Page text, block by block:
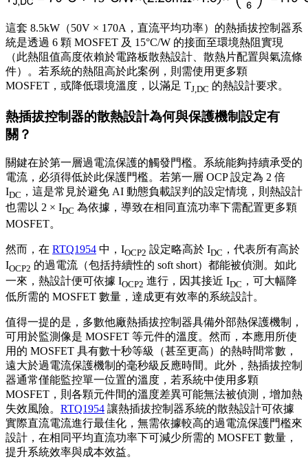
這套 8.5kW（50V × 170A，直流平均功率）的熱插拔控制器系
統是透過 6 顆 MOSFET 及 15°C/W 的接面至環境熱阻實現
（此熱阻值高度依賴於電路板散熱設計、散熱片配置與氣流條
件）。若系統的熱阻高於此案例，則需使用更多顆
MOSFET，或降低環境溫度，以滿足 TJ,DC 的熱設計要求。
熱插拔控制器的散熱設計為何與保護機制設定有
關？
關鍵在於第一層過電流保護的觸發門檻。系統能夠持續承受的
電流，必須得低於此保護門檻。若第一層 OCP 設定為 2 倍
IDC ，這是常見於避免 AI 動態負載誤判的設定情境，則熱設計
也需以 2 × IDC 為依據，導致在相同直流功率下需配置更多顆
MOSFET。
然而，在 RTQ1954 中，IOCP2 設定略高於 IDC ，代表所有高於
IOCP2 的過電流（包括持續性的 soft short）都能被偵測。如此
一來，熱設計便可依據 IOCP2 進行，因其接近 IDC ，可大幅降
低所需的 MOSFET 數量，達成更有效率的系統設計。
值得一提的是，多數他廠熱插拔控制器具備外部熱保護機制，
可用於監測像是 MOSFET 等元件的溫度。然而，本應用所使
用的 MOSFET 具有數十秒等級（甚至更高）的熱時間常數，
遠大於過電流保護機制的毫秒級反應時間。此外，熱插拔控制
器通常僅能監控單一位置的溫度，若系統中使用多顆
MOSFET，則各顆元件間的溫度差異可能無法被偵測，增加熱
失效風險。 RTQ1954 讓熱插拔控制器系統的散熱設計可依據
實際直流電流進行最佳化，無需依據較高的過電流保護門檻來
設計，在相同平均直流功率下可減少所需的 MOSFET 數量，
提升系統效率與成本效益。